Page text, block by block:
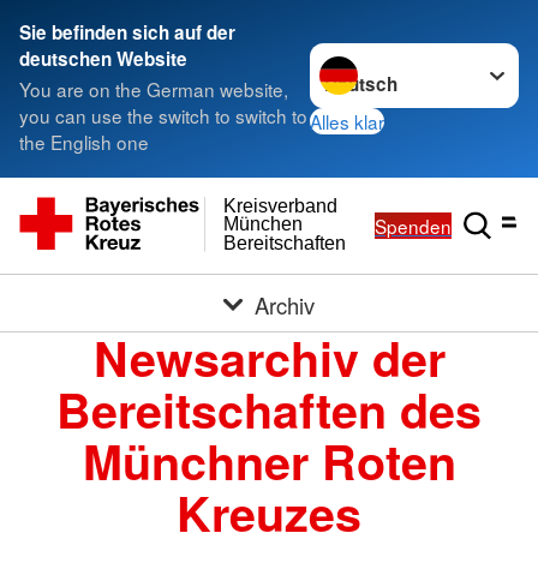
Sie befinden sich auf der
deutschen Website
You are on the German website,
you can use the switch to switch to
the English one
Sprache wechseln zu
Alles klar
Bereitschaften
München
Kreisverband
Spenden
Archiv
Newsarchiv der
Bereitschaften des
Münchner Roten
Kreuzes